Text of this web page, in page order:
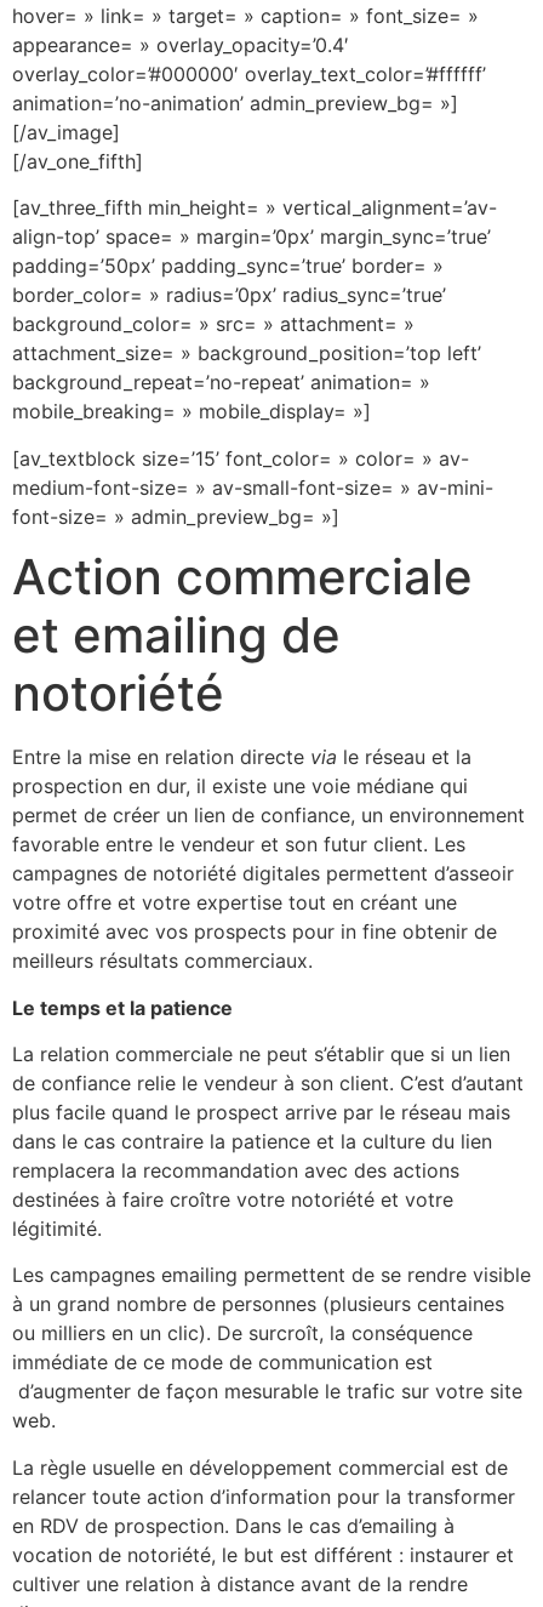
hover= » link= » target= » caption= » font_size= »
appearance= » overlay_opacity=’0.4′
overlay_color=’#000000′ overlay_text_color=’#ffffff’
animation=’no-animation’ admin_preview_bg= »]
[/av_image]
[/av_one_fifth]
[av_three_fifth min_height= » vertical_alignment=’av-
align-top’ space= » margin=’0px’ margin_sync=’true’
padding=’50px’ padding_sync=’true’ border= »
border_color= » radius=’0px’ radius_sync=’true’
background_color= » src= » attachment= »
attachment_size= » background_position=’top left’
background_repeat=’no-repeat’ animation= »
mobile_breaking= » mobile_display= »]
[av_textblock size=’15’ font_color= » color= » av-
medium-font-size= » av-small-font-size= » av-mini-
font-size= » admin_preview_bg= »]
Action commerciale
et emailing de
notoriété
Entre la mise en relation directe via le réseau et la
prospection en dur, il existe une voie médiane qui
permet de créer un lien de confiance, un environnement
favorable entre le vendeur et son futur client. Les
campagnes de notoriété digitales permettent d’asseoir
votre offre et votre expertise tout en créant une
proximité avec vos prospects pour in fine obtenir de
meilleurs résultats commerciaux.
Le temps et la patience
La relation commerciale ne peut s’établir que si un lien
de confiance relie le vendeur à son client. C’est d’autant
plus facile quand le prospect arrive par le réseau mais
dans le cas contraire la patience et la culture du lien
remplacera la recommandation avec des actions
destinées à faire croître votre notoriété et votre
légitimité.
Les campagnes emailing permettent de se rendre visible
à un grand nombre de personnes (plusieurs centaines
ou milliers en un clic). De surcroît, la conséquence
immédiate de ce mode de communication est
d’augmenter de façon mesurable le trafic sur votre site
web.
La règle usuelle en développement commercial est de
relancer toute action d’information pour la transformer
en RDV de prospection. Dans le cas d’emailing à
vocation de notoriété, le but est différent : instaurer et
cultiver une relation à distance avant de la rendre